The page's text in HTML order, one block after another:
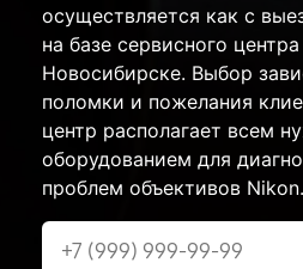
осуществляется как с
на базе сервисного
Новосибирске. Выбор
поломки и пожелания
центр располагает всем
оборудованием для
проблем объективов Nikon.